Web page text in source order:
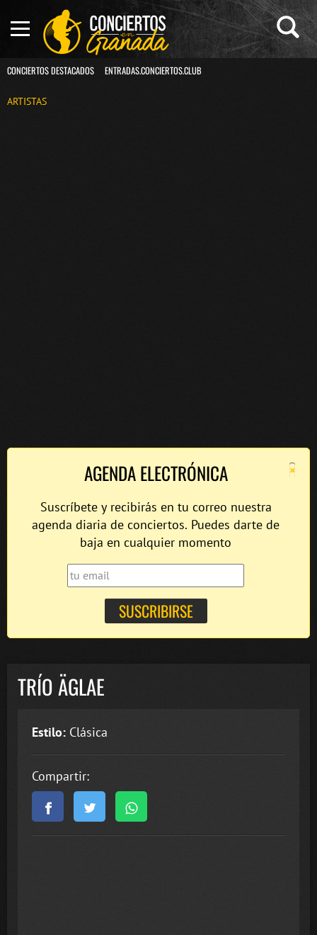
CONCIERTOS DESTACADOS ENTRADAS.CONCIERTOS.CLUB
ARTISTAS
×
AGENDA ELECTRÓNICA
Suscríbete y recibirás en tu correo nuestra
agenda diaria de conciertos. Puedes darte de
baja en cualquier momento
TRÍO ÄGLAE
Estilo: Clásica
Compartir: